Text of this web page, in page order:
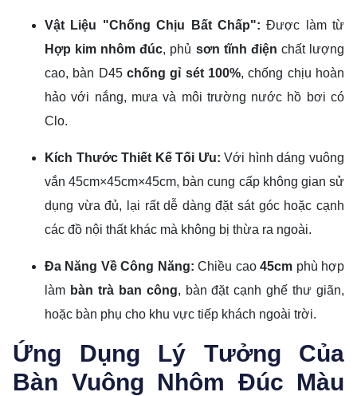
Vật Liệu "Chống Chịu Bất Chấp": Được làm từ
Hợp kim nhôm đúc, phủ sơn tĩnh điện chất lượng
cao, bàn D45 chống gỉ sét 100%, chống chịu hoàn
hảo với nắng, mưa và môi trường nước hồ bơi có
Clo.
Kích Thước Thiết Kế Tối Ưu: Với hình dáng vuông
vắn45cm×45cm×45cm, bàn cung cấp không gian sử
dụng vừa đủ, lại rất dễ dàng đặt sát góc hoặc cạnh
các đồ nội thất khác mà không bị thừa ra ngoài.
Đa Năng Về Công Năng: Chiều cao45cm phù hợp
làm bàn trà ban công, bàn đặt cạnh ghế thư giãn,
hoặc bàn phụ cho khu vực tiếp khách ngoài trời.
Ứng Dụng Lý Tưởng Của
Bàn Vuông Nhôm Đúc Màu